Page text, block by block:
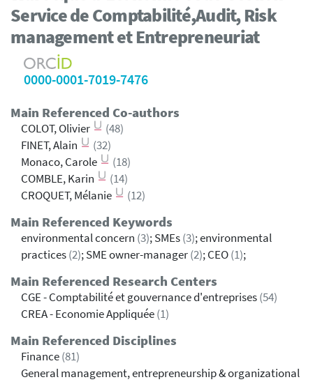
Service de Comptabilité,Audit, Risk
management et Entrepreneuriat
0000-0001-7019-7476
Main Referenced Co-authors
COLOT, Olivier
(48)
FINET, Alain
(32)
Monaco, Carole
(18)
COMBLE, Karin
(14)
CROQUET, Mélanie
(12)
Main Referenced Keywords
environmental concern (3); SMEs(3); environmental
practices(2); SME owner-manager(2); CEO(1);
Main Referenced Research Centers
CGE - Comptabilité et gouvernance d'entreprises(54)
CREA - Economie Appliquée(1)
Main Referenced Disciplines
Finance(81)
General management, entrepreneurship & organizational